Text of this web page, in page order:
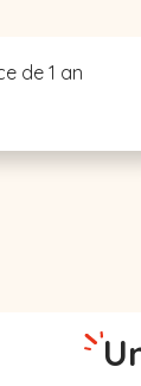
de 1 an